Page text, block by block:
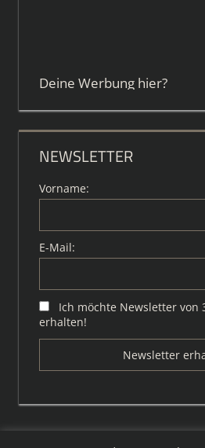
Deine Werbung hier?
NEWSLETTER
Vorname:
E-Mail:
Ich möchte Newsletter von
erhalten!